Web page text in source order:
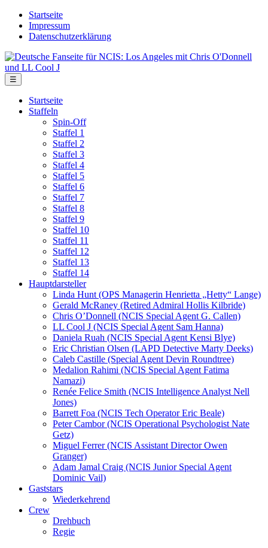
Skip
Startseite
Impressum
Datenschutzerklärung
Deutsche
Fanseite
für
NCIS:
Angeles
O'Donnell
☰
Startseite
Staffeln
Spin-Off
Staffel 1
Staffel 2
Staffel 3
Staffel 4
Staffel 5
Staffel 6
Staffel 7
Staffel 8
Staffel 9
Staffel 10
Staffel 11
Staffel 12
Staffel 13
Staffel 14
Hauptdarsteller
Linda Hunt (OPS Managerin Henrietta „Hetty“ Lange)
Gerald McRaney (Retired Admiral Hollis Kilbride)
Chris O’Donnell (NCIS Special Agent G. Callen)
LL Cool J (NCIS Special Agent Sam Hanna)
Daniela Ruah (NCIS Special Agent Kensi Blye)
Eric Christian Olsen (LAPD Detective Marty Deeks)
Caleb Castille (Special Agent Devin Roundtree)
Medalion Rahimi (NCIS Special Agent Fatima
Namazi)
Renée Felice Smith (NCIS Intelligence Analyst Nell
Jones)
Barrett Foa (NCIS Tech Operator Eric Beale)
Peter Cambor (NCIS Operational Psychologist Nate
Getz)
Miguel Ferrer (NCIS Assistant Director Owen
Granger)
Adam Jamal Craig (NCIS Junior Special Agent
Dominic Vail)
Gaststars
Wiederkehrend
Crew
Drehbuch
Regie